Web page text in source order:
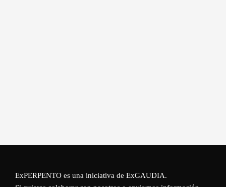
ExPERPENTO es una iniciativa de ExGAUDIA.